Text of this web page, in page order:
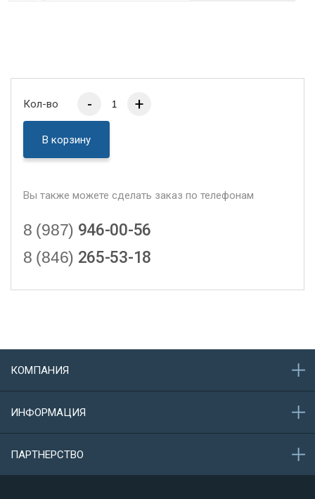
Кол-во - +
В корзину
Вы также можете сделать заказ по телефонам
8 (987) 946-00-56
8 (846) 265-53-18
КОМПАНИЯ
Акции
ИНФОРМАЦИЯ
Конфиденциальность данных
ПАРТНЕРСТВО